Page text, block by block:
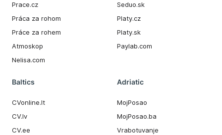
Prace.cz
Práca za rohom
Práce za rohem
Atmoskop
Nelisa.com
Seduo.sk
Platy.cz
Platy.sk
Paylab.com
Baltics
CVonline.lt
CV.lv
CV.ee
Adriatic
MojPosao
MojPosao.ba
Vrabotuvanje